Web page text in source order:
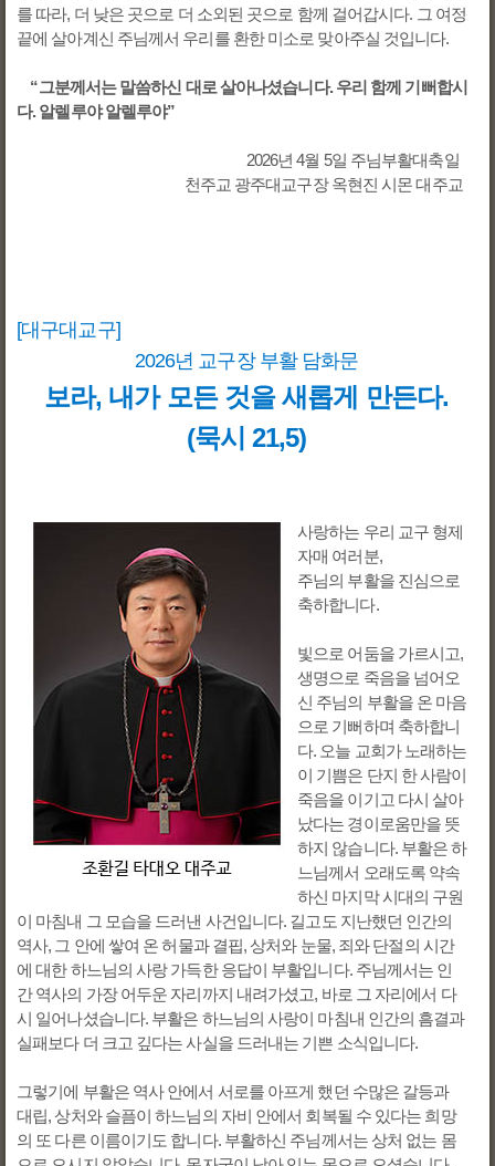
를 따라, 더 낮은 곳으로 더 소외된 곳으로 함께 걸어갑시다. 그 여정
끝에 살아계신 주님께서 우리를 환한 미소로 맞아주실 것입니다.
“그분께서는 말씀하신 대로 살아나셨습니다. 우리 함께 기뻐합시
다. 알렐루야 알렐루야”
2026년 4월 5일 주님부활대축일
천주교 광주대교구장 옥현진 시몬 대주교
[대구대교구]
2026년 교구장 부활 담화문
보라, 내가 모든 것을 새롭게 만든다.
(묵시 21,5)
사랑하는 우리 교구 형제
자매 여러분,
주님의 부활을 진심으로
축하합니다.
빛으로 어둠을 가르시고,
생명으로 죽음을 넘어오
신 주님의 부활을 온 마음
으로 기뻐하며 축하합니
다. 오늘 교회가 노래하는
이 기쁨은 단지 한 사람이
죽음을 이기고 다시 살아
났다는 경이로움만을 뜻
하지 않습니다. 부활은 하
느님께서 오래도록 약속
하신 마지막 시대의 구원
이 마침내 그 모습을 드러낸 사건입니다. 길고도 지난했던 인간의
역사, 그 안에 쌓여 온 허물과 결핍, 상처와 눈물, 죄와 단절의 시간
에 대한 하느님의 사랑 가득한 응답이 부활입니다. 주님께서는 인
간 역사의 가장 어두운 자리까지 내려가셨고, 바로 그 자리에서 다
시 일어나셨습니다. 부활은 하느님의 사랑이 마침내 인간의 흠결과
실패보다 더 크고 깊다는 사실을 드러내는 기쁜 소식입니다.
그렇기에 부활은 역사 안에서 서로를 아프게 했던 수많은 갈등과
대립, 상처와 슬픔이 하느님의 자비 안에서 회복될 수 있다는 희망
의 또 다른 이름이기도 합니다. 부활하신 주님께서는 상처 없는 몸